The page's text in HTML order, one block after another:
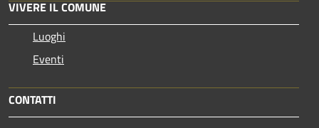
VIVERE IL COMUNE
Luoghi
Eventi
CONTATTI